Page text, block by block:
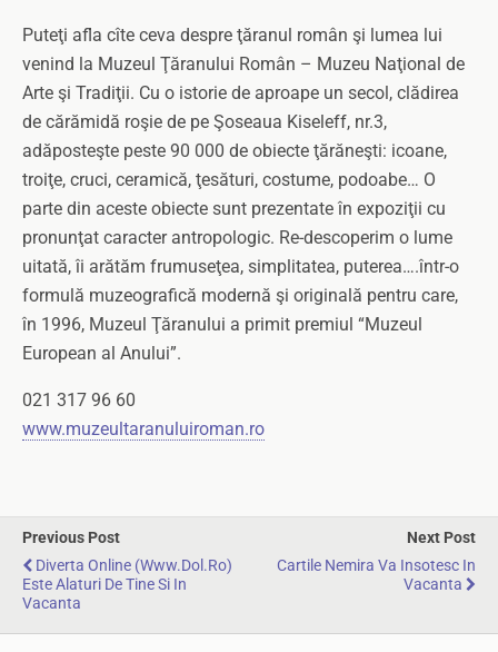
Puteţi afla cîte ceva despre ţăranul român şi lumea lui
venind la Muzeul Ţăranului Român – Muzeu Naţional de
Arte şi Tradiţii. Cu o istorie de aproape un secol, clădirea
de cărămidă roşie de pe Şoseaua Kiseleff, nr.3,
adăposteşte peste 90 000 de obiecte ţărăneşti: icoane,
troiţe, cruci, ceramică, ţesături, costume, podoabe… O
parte din aceste obiecte sunt prezentate în expoziţii cu
pronunţat caracter antropologic. Re-descoperim o lume
uitată, îi arătăm frumuseţea, simplitatea, puterea….într-o
formulă muzeografică modernă şi originală pentru care,
în 1996, Muzeul Ţăranului a primit premiul “Muzeul
European al Anului”.
021 317 96 60
www.muzeultaranuluiroman.ro
Previous Post
Diverta Online (www.dol.ro)
Este Alaturi De Tine Si In
Vacanta
Next Post
Cartile Nemira Va Insotesc In
Vacanta